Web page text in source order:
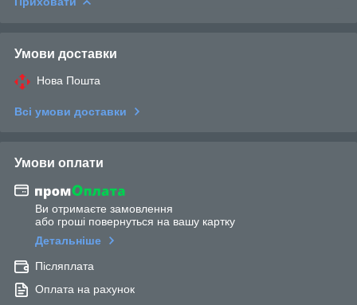
Умови доставки
Нова Пошта
Всі умови доставки
Умови оплати
Ви отримаєте замовлення
або гроші повернуться на вашу картку
Детальніше
Післяплата
Оплата на рахунок